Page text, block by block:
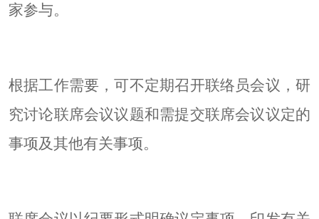
家参与。
根据工作需要，可不定期召开联络员会议，研
究讨论联席会议议题和需提交联席会议议定的
事项及其他有关事项。